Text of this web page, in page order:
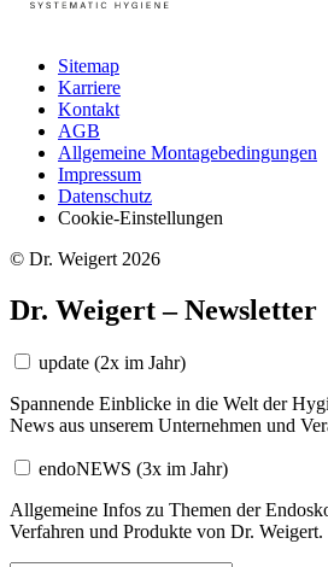
Sitemap
Karriere
Kontakt
AGB
Allgemeine Montagebedingungen
Impressum
Datenschutz
Cookie-Einstellungen
© Dr. Weigert 2026
Dr. Weigert – Newsletter
update (2x im Jahr)
Spannende Einblicke in die Welt der
News aus unserem Unternehmen und
endoNEWS (3x im Jahr)
Allgemeine Infos zu Themen der
Verfahren und Produkte von Dr. Weigert.